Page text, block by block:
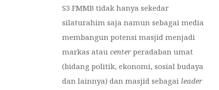
S3 FMMB tidak hanya sekedar
silaturahim saja namun sebagai media
membangun potensi masjid menjadi
markas atau center peradaban umat
(bidang politik, ekonomi, sosial budaya
dan lainnya) dan masjid sebagai leader